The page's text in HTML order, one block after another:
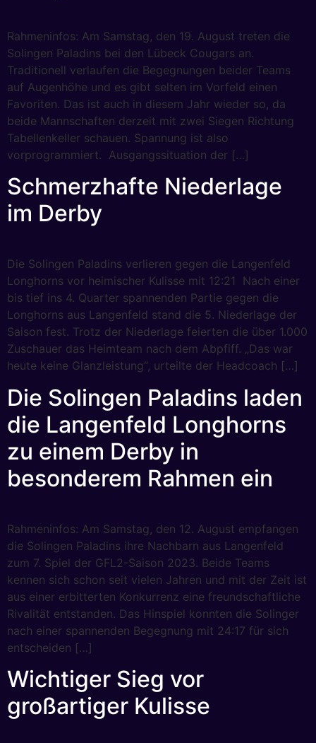
Rahmeninfos: Am Samstag, den 19. August treten die
Solingen Paladins bei den Lübeck Cougars an.
Traditionell verlaufen die Begegnungen beider Teams
auf Augenhöhe und es gibt selten im Vorfeld einen
Favoriten. Das ist auch in diesem Jahr wieder so, da
beide Mannschaften derzeit mit zwei Siegen Richtung
Tabellenkeller schauen. Spannung ist also
vorprogrammiert. Ausgangssituation der […]
Schmerzhafte Niederlage
im Derby
Die Solingen Paladins verlieren gegen die Langenfeld
Longhorns vor heimischer Kulisse mit 12:21 Nach einer
bis tief ins 4. Quarter spannenden Partie gegen die
Longhorns aus Langenfeld stand die 5. Niederlage der
Saison fest. Trotz der Niederlage feierten die über 1.000
Zuschauer das Heimteam nach dem Abpfiff. „Das war
heute keine Glanzleistung“, urteilte der Headcoach […]
Die Solingen Paladins laden
die Langenfeld Longhorns
zu einem Derby in
besonderem Rahmen ein
Rahmeninfos: Am Samstag, den 12. August empfangen
die Solingen Paladins ihre Nachbarn aus Langenfeld
zum 7. Spiel der GFL2-Saison 2023. Beide Teams
kennen sich schon seit vielen Jahren und mit der Zeit ist
aus einer erbitterten Konkurrenz eine freundschaftliche
Rivalität entstanden. Das Hinspiel konnten die Solinger
nach einer spannenden Begegnung mit 24:17 für sich
entscheiden […]
Wichtiger Sieg vor
großartiger Kulisse